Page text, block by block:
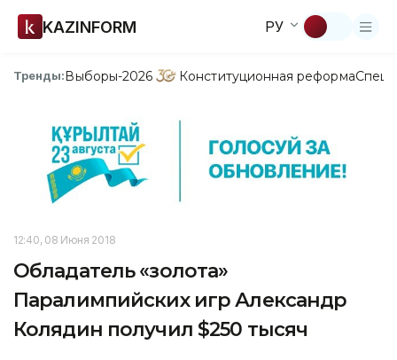
KAZINFORM РУ
Тренды:Выборы-2026 Конституционная реформа
12:40, 08 Июня 2018
Обладатель «золота»
Паралимпийских игр Александр
Колядин получил $250 тысяч